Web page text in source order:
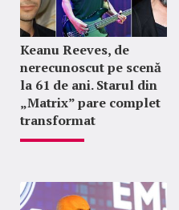
Keanu Reeves, de
nerecunoscut pe scenă
la 61 de ani. Starul din
„Matrix” pare complet
transformat